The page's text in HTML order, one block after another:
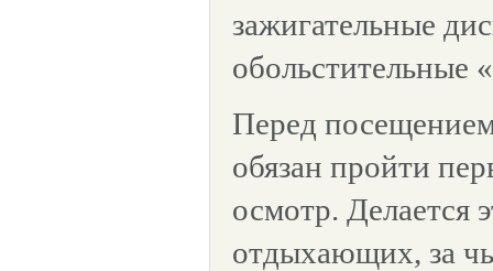
зажигательные
обольстительные
Перед
обязан пройти
осмотр. Делается
отдыхающих, за